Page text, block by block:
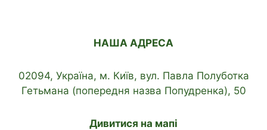
НАША АДРЕСА
02094, Україна, м. Київ, вул. Павла Полуботка
Гетьмана (попередня назва Попудренка), 50
Дивитися на мапі